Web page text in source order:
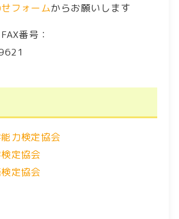
フォームからお願いします
番号：
力検定協会
定協会
定協会